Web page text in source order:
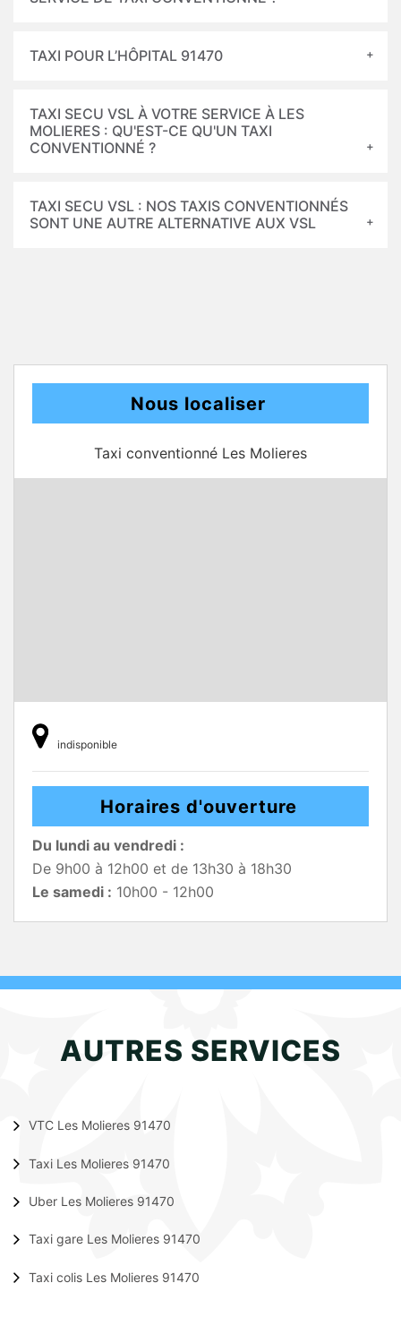
TAXI POUR L’HÔPITAL 91470
TAXI SECU VSL À VOTRE SERVICE À LES
MOLIERES : QU'EST-CE QU'UN TAXI
CONVENTIONNÉ ?
TAXI SECU VSL : NOS TAXIS CONVENTIONNÉS
SONT UNE AUTRE ALTERNATIVE AUX VSL
Nous localiser
Taxi conventionné Les Molieres
indisponible
Horaires d'ouverture
Du lundi au vendredi :
De 9h00 à 12h00 et de 13h30 à 18h30
Le samedi : 10h00 - 12h00
AUTRES SERVICES
VTC Les Molieres 91470
Taxi Les Molieres 91470
Uber Les Molieres 91470
Taxi gare Les Molieres 91470
Taxi colis Les Molieres 91470